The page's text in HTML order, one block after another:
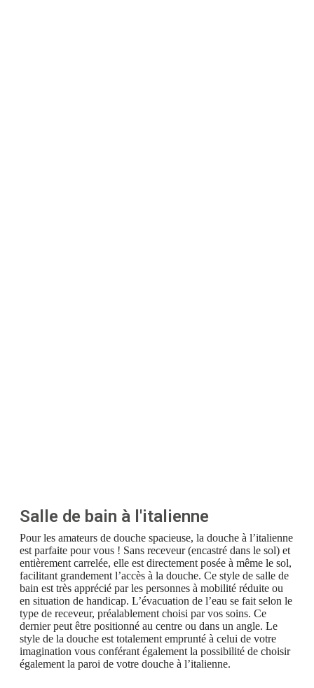
Salle de bain à l'italienne
Pour les amateurs de douche spacieuse, la douche à l’italienne
est parfaite pour vous ! Sans receveur (encastré dans le sol) et
entièrement carrelée, elle est directement posée à même le sol,
facilitant grandement l’accès à la douche. Ce style de salle de
bain est très apprécié par les personnes à mobilité réduite ou
en situation de handicap. L’évacuation de l’eau se fait selon le
type de receveur, préalablement choisi par vos soins. Ce
dernier peut être positionné au centre ou dans un angle. Le
style de la douche est totalement emprunté à celui de votre
imagination vous conférant également la possibilité de choisir
également la paroi de votre douche à l’italienne.